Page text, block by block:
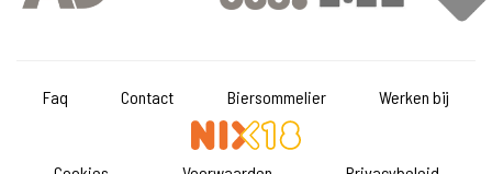
Faq Contact Biersommelier Werken bij